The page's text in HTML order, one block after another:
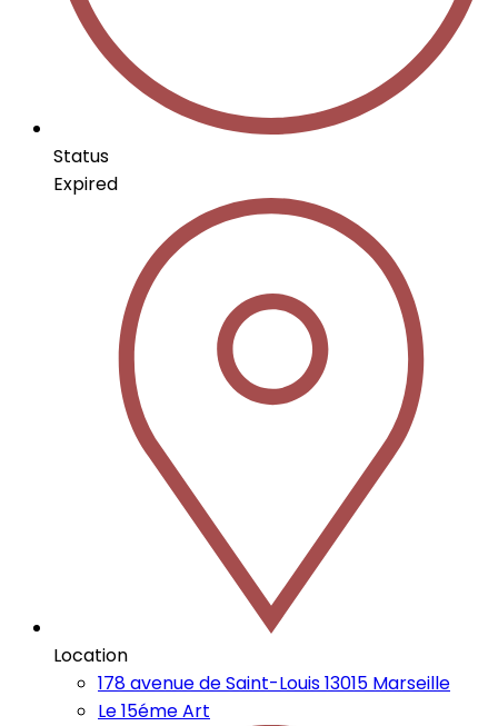
Status
Expired
Location
178 avenue de Saint-Louis 13015 Marseille
Le 15éme Art